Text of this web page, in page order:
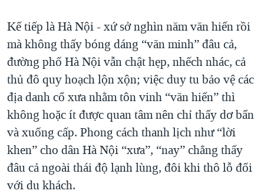
QUAN HỆ VIỆT MỸ
Kế tiếp là Hà Nội - xứ sở nghìn năm văn hiến rồi
mà không thấy bóng dáng “văn minh” đâu cả,
đường phố Hà Nội vẫn chật hẹp, nhếch nhác, cả
thủ đô quy hoạch lộn xộn; việc duy tu bảo vệ các
địa danh cổ xưa nhằm tôn vinh “văn hiến” thì
không hoặc ít được quan tâm nên chỉ thấy dơ bẩn
và xuống cấp. Phong cách thanh lịch như “lời
khen” cho dân Hà Nội “xưa”, “nay” chẳng thấy
đâu cả ngoài thái độ lạnh lùng, đôi khi thô lỗ đối
với du khách.